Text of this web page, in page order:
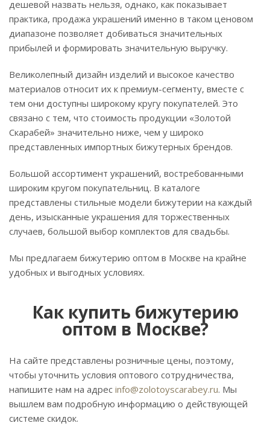
дешевой назвать нельзя, однако, как показывает
практика, продажа украшений именно в таком ценовом
диапазоне позволяет добиваться значительных
прибылей и формировать значительную выручку.
Великолепный дизайн изделий и высокое качество
материалов относит их к премиум-сегменту, вместе с
тем они доступны широкому кругу покупателей. Это
связано с тем, что стоимость продукции «Золотой
Скарабей» значительно ниже, чем у широко
представленных импортных бижутерных брендов.
Большой ассортимент украшений, востребованными
широким кругом покупательниц. В каталоге
представлены стильные модели бижутерии на каждый
день, изысканные украшения для торжественных
случаев, большой выбор комплектов для свадьбы.
Мы предлагаем бижутерию оптом в Москве на крайне
удобных и выгодных условиях.
Как купить бижутерию
оптом в Москве?
На сайте представлены розничные цены, поэтому,
чтобы уточнить условия оптового сотрудничества,
напишите нам на адрес info@zolotoyscarabey.ru. Мы
вышлем вам подробную информацию о действующей
системе скидок.